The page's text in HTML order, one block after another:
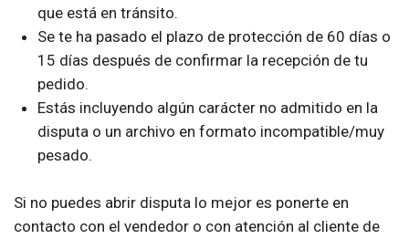
que está en tránsito.
Se te ha pasado el plazo de protección de 60 días o
15 días después de confirmar la recepción de tu
pedido.
Estás incluyendo algún carácter no admitido en la
disputa o un archivo en formato incompatible/muy
pesado.
Si no puedes abrir disputa lo mejor es ponerte en
contacto con el vendedor o con atención al cliente de